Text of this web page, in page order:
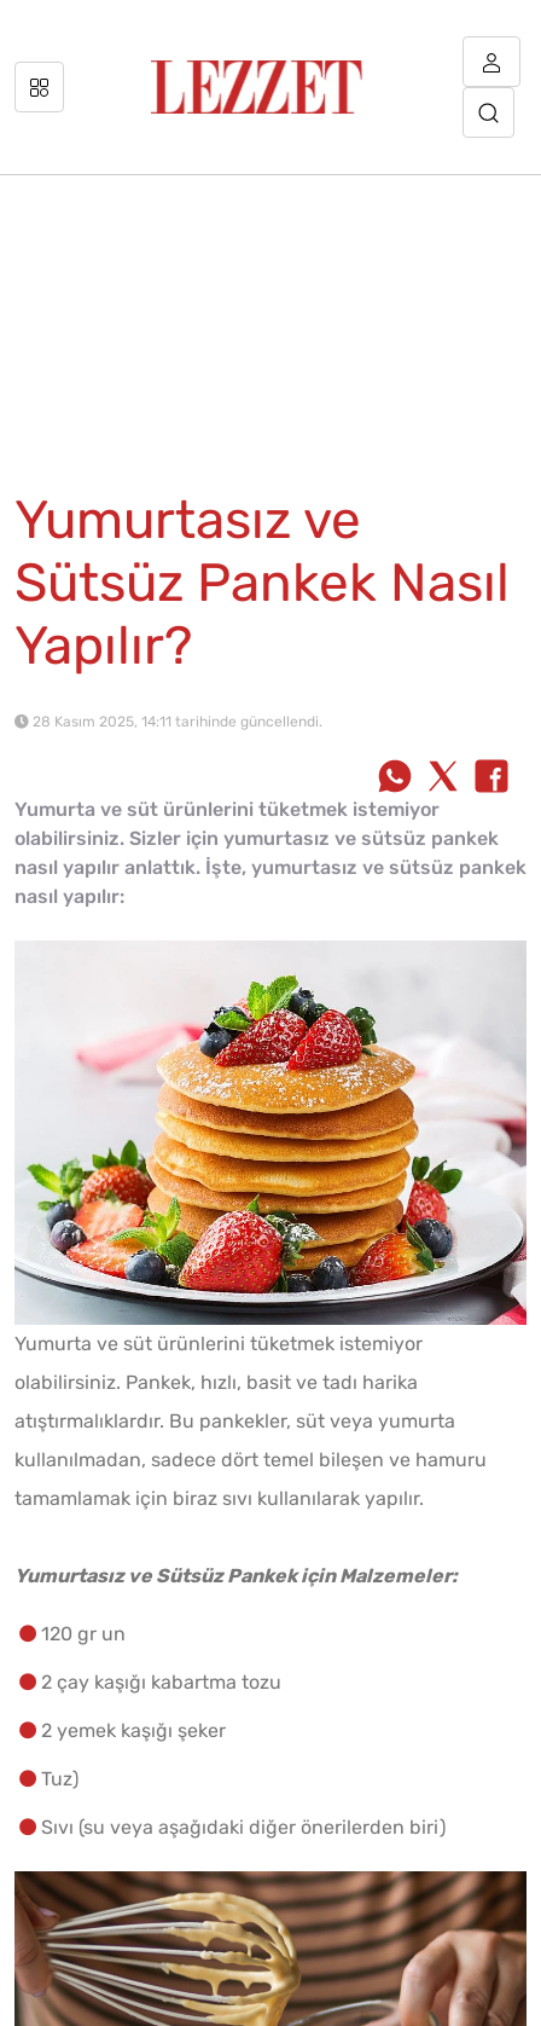
Yumurtasız ve
Sütsüz Pankek Nasıl
Yapılır?
28 Kasım 2025, 14:11 tarihinde güncellendi.
Yumurta ve süt ürünlerini tüketmek istemiyor
olabilirsiniz. Sizler için yumurtasız ve sütsüz pankek
nasıl yapılır anlattık. İşte, yumurtasız ve sütsüz pankek
nasıl yapılır:
Yumurta ve süt ürünlerini tüketmek istemiyor
olabilirsiniz. Pankek, hızlı, basit ve tadı harika
atıştırmalıklardır. Bu pankekler, süt veya yumurta
kullanılmadan, sadece dört temel bileşen ve hamuru
tamamlamak için biraz sıvı kullanılarak yapılır.
Yumurtasız ve Sütsüz Pankek için Malzemeler:
120 gr un
2 çay kaşığı kabartma tozu
2 yemek kaşığı şeker
Tuz)
Sıvı (su veya aşağıdaki diğer önerilerden biri)